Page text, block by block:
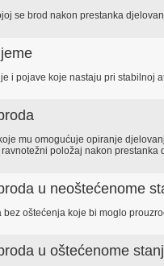
se brod nakon prestanka
i pojave koje nastaju pri stabilnoj
mu omogućuje opiranje
položaj nakon prestanka
u neoštećenome
bez oštećenja koje bi moglo
u oštećenome